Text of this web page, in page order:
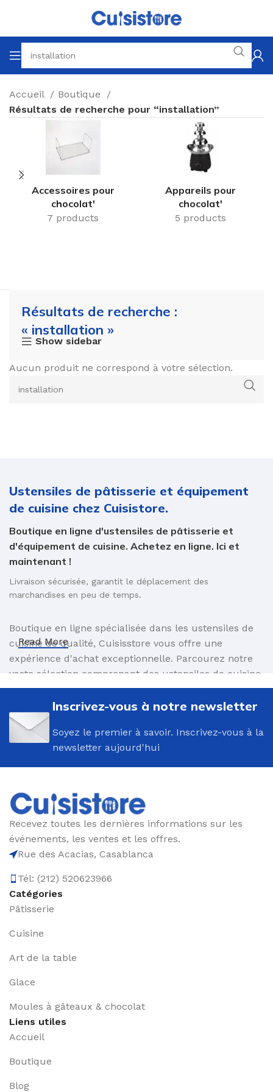
Accueil
Boutique
Résultats de recherche pour “installation”
Accessoires pour
chocolat'
7 products
Appareils pour
chocolat'
5 products
Résultats de recherche :
« installation »
Show sidebar
Aucun produit ne correspond à votre sélection.
Ustensiles de pâtisserie et équipement
de cuisine chez Cuisistore.
Boutique en ligne d'ustensiles de pâtisserie et
d'équipement de cuisine. Achetez en ligne. Ici et
maintenant !
Livraison sécurisée, garantit le déplacement des
marchandises en peu de temps.
Boutique en ligne spécialisée dans les ustensiles de
cuisine de qualité, Cuisisstore vous offre une
expérience d'achat exceptionnelle. Parcourez notre
vaste sélection comprenant des ustensiles de cuisine
innovants et des accessoires élégants, conçus pour
faciliter vos préparations culinaires. Commandez en
toute simplicité et profitez d'une livraison sûre,
assurant le transport rapide de vos produits
directement à votre porte. Avec Cuisisstore,
découvrez le plaisir de cuisiner avec des outils
Read More
Inscrivez-vous à notre newsletter
Soyez le premier à savoir. Inscrivez-vous à la
newsletter aujourd'hui
Recevez toutes les dernières informations sur les
événements, les ventes et les offres.
Rue des Acacias, Casablanca
Tél: (212) 520623966
Catégories
Pâtisserie
Cuisine
Art de la table
Glace
Moules à gâteaux & chocolat
Liens utiles
Accueil
Boutique
Blog